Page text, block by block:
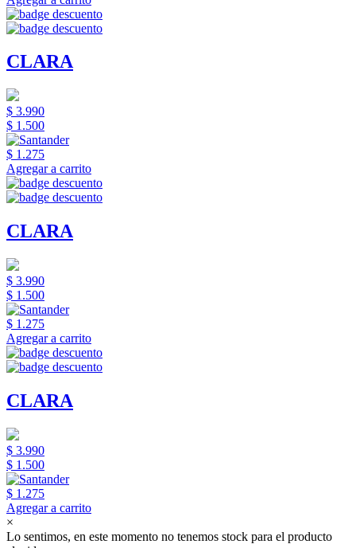
CLARA
$ 3.990
$ 1.500
$ 1.275
Agregar a carrito
CLARA
$ 3.990
$ 1.500
$ 1.275
Agregar a carrito
CLARA
$ 3.990
$ 1.500
$ 1.275
Agregar a carrito
×
Lo sentimos, en este momento no tenemos stock para el producto